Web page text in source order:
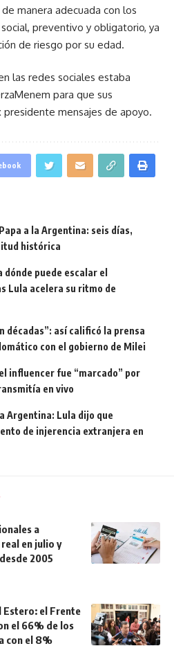
manera adecuada con los
preventivo y obligatorio, ya
de riesgo por su edad.
las redes sociales estaba
para que sus
mensajes de apoyo.
a la Argentina: seis días,
histórica
puede escalar el
Lula acelera su ritmo de
décadas”: así calificó la prensa
con el gobierno de Milei
influencer fue “marcado” por
en vivo
Argentina: Lula dijo que
de injerencia extranjera en
a
en julio y
2005
Estero: el Frente
el 66% de los
con el 8%